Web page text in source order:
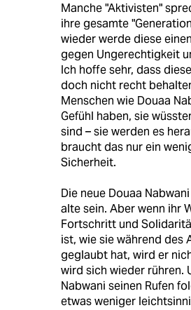
Manche "Aktivisten"
ihre gesamte
wieder werde diese
gegen Ungerechtigkeit
Ich hoffe sehr, dass
doch nicht recht
Menschen wie Douaa
Gefühl haben, sie
sind – sie werden es
braucht das nur ein
Sicherheit.
Die neue Douaa
alte sein. Aber wenn ihr
Fortschritt und
ist, wie sie während des
geglaubt hat, wird er
wird sich wieder rühren.
Nabwani seinen Rufen
etwas weniger